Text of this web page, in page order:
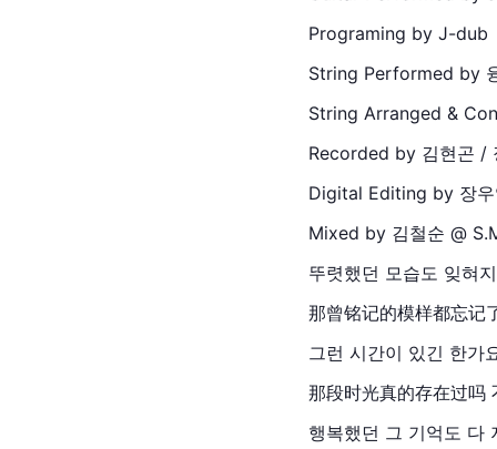
Programing by J-dub
String Performed by
String Arranged &
Recorded by 김현곤 /
Digital Editing by 장
Mixed by 김철순 @
뚜렷했던 모습도 잊혀
那曾铭记的模样都忘记
그런 시간이 있긴 한가
那段时光真的存在过吗
행복했던 그 기억도 다